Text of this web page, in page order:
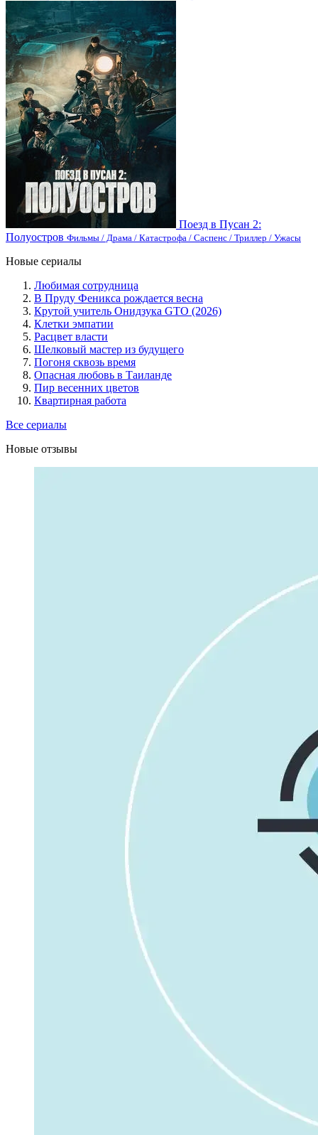
Поезд в Пусан 2:
Полуостров Фильмы / Драма / Катастрофа / Саспенс / Триллер / Ужасы
Новые сериалы
Любимая сотрудница
В Пруду Феникса рождается весна
Крутой учитель Онидзука GTO (2026)
Клетки эмпатии
Расцвет власти
Шелковый мастер из будущего
Погоня сквозь время
Опасная любовь в Таиланде
Пир весенних цветов
Квартирная работа
Все сериалы
Новые отзывы